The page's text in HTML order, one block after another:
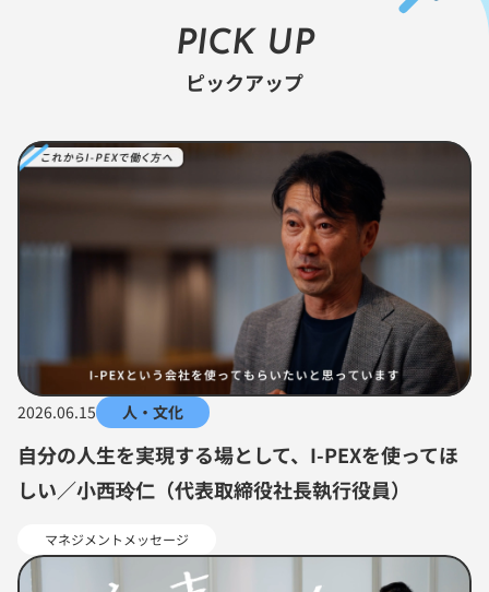
PICK UP
ピックアップ
2026.06.15 人・文化
自分の人生を実現する場として、I-PEXを使ってほ
しい／小西玲仁（代表取締役社長執行役員）
マネジメントメッセージ